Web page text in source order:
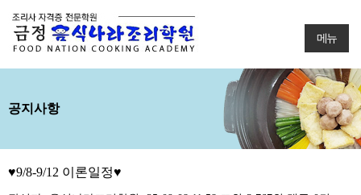
메뉴
공지사항
♥9/8-9/12 이론일정♥